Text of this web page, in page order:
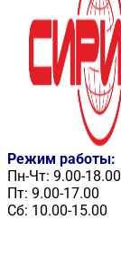
Режим работы:
Пн-Чт: 9.00-18.00
Пт: 9.00-17.00
Сб: 10.00-15.00